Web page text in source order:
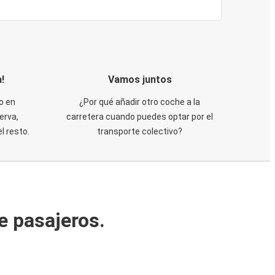
en
resto.
Vamos juntos
¿Por qué añadir otro coche a la
carretera cuando puedes optar por el
transporte colectivo?
pasajeros.